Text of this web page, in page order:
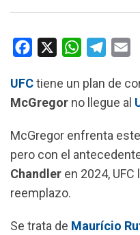
c
e
o
o
k
W
a
t
A
p
p
e
r
a
m
a
i
UFCtiene un plan de
McGregor no llegue al
McGregor enfrenta
pero con el
Chandler en 2024,
reemplazo.
Se trata de Maurício